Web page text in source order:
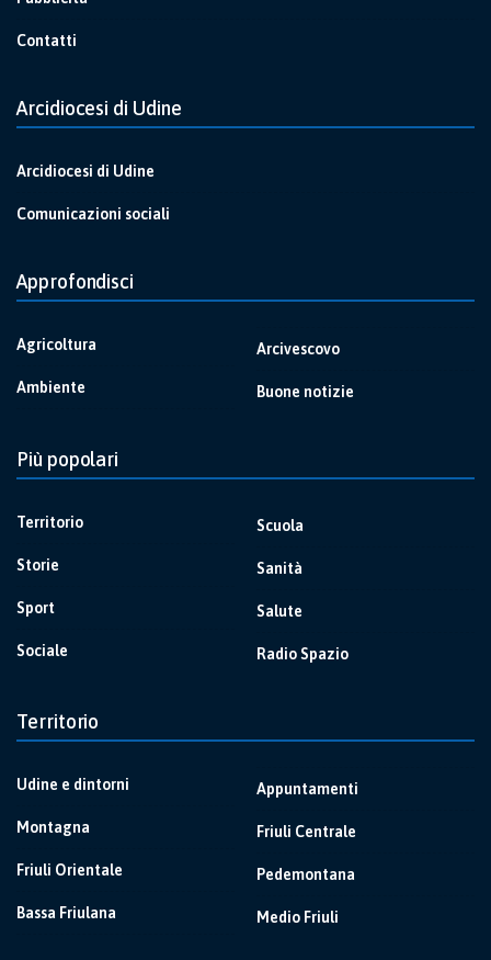
Contatti
Arcidiocesi di Udine
Arcidiocesi di Udine
Comunicazioni sociali
Approfondisci
Agricoltura
Ambiente
Arcivescovo
Buone notizie
Più popolari
Territorio
Storie
Sport
Sociale
Scuola
Sanità
Salute
Radio Spazio
Territorio
Udine e dintorni
Montagna
Friuli Orientale
Bassa Friulana
Appuntamenti
Friuli Centrale
Pedemontana
Medio Friuli